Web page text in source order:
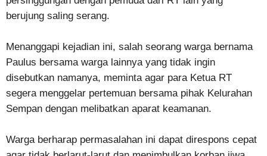
berujung saling serang.
Menanggapi kejadian ini, salah seorang warga bernama
Paulus bersama warga lainnya yang tidak ingin
disebutkan namanya, meminta agar para Ketua RT
segera menggelar pertemuan bersama pihak Kelurahan
Sempan dengan melibatkan aparat keamanan.
Warga berharap permasalahan ini dapat direspons cepat